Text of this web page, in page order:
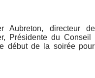
Aubreton, directeur
Présidente du
début de la soirée pour